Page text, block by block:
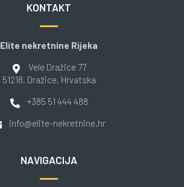
KONTAKT
Elite nekretnine Rijeka
Vele Dražice 77
51218, Dražice, Hrvatska
+385 51 444 488
info@elite-nekretnine.hr
NAVIGACIJA